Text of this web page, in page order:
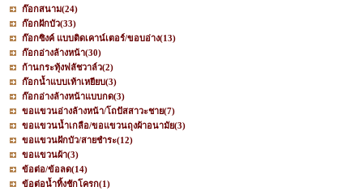
ก๊อกสนาม(24)
ก๊อกฝักบัว(33)
ก๊อกซิงค์ แบบติดเคาน์เตอร์/ขอบอ่าง(13)
ก๊อกอ่างล้างหน้า(30)
ก้านกระทุ้งฟลัชวาล์ว(2)
ก๊อกน้ำแบบเท้าเหยียบ(3)
ก๊อกอ่างล้างหน้าแบบกด(3)
ขอแขวนอ่างล้างหน้า/โถปัสสาวะชาย(7)
ขอแขวนน้ำเกลือ/ขอแขวนถุงผ้าอนามัย(3)
ขอแขวนฝักบัว/สายชำระ(12)
ขอแขวนผ้า(3)
ข้อต่อ/ข้อลด(14)
ข้อต่อน้ำทิ้งชักโครก(1)